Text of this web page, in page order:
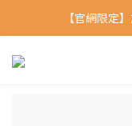
【官網限定